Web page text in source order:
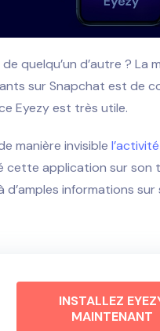
quelqu’un d’autre ? La
sur Snapchat est de
Eyezy est très utile.
manière invisible
cette application sur son
informations sur
INSTALLEZ
MAINTENANT